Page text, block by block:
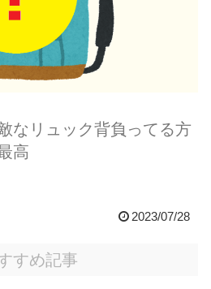
なリュック背負ってる方
高
2023/07/28
すめ記事